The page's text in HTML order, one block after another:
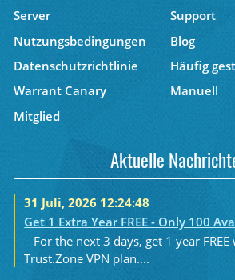
Server
Support
Nutzungsbedingungen
Blog
Datenschutzrichtlinie
Häufig
Warrant Canary
Manuell
Mitglied
Aktuelle
31 Juli, 2026 12:24:48
Get 1 Extra Year FREE - Only 100
For the next 3 days, get 1 year
Trust.Zone VPN plan....